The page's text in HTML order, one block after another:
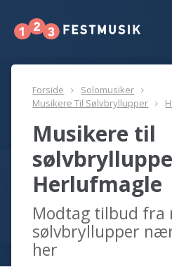
Forside
Solomusiker
Musikere Til Sølvbryllupper
Musikere til
Herlufmagle
Modtag tilbud fra
sølvbryllupper
her